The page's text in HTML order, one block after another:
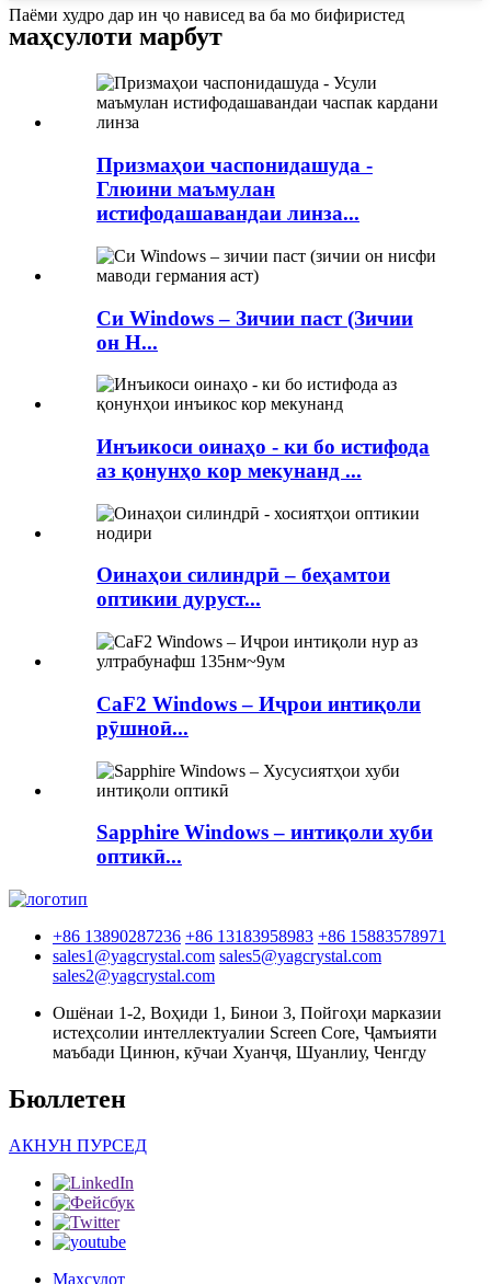
Паёми худро дар ин ҷо нависед ва ба мо бифиристед
маҳсулоти марбут
Призмаҳои часпонидашуда -
Глюини маъмулан
истифодашавандаи линза...
Си Windows – Зичии паст (Зичии
он H...
Инъикоси оинаҳо - ки бо истифода
аз қонунҳо кор мекунанд ...
Оинаҳои силиндрӣ – беҳамтои
оптикии дуруст...
CaF2 Windows – Иҷрои интиқоли
рӯшноӣ...
Sapphire Windows – интиқоли хуби
оптикӣ...
+86 13890287236 +86 13183958983 +86 15883578971
sales1@yagcrystal.com sales5@yagcrystal.com
sales2@yagcrystal.com
Ошёнаи 1-2, Воҳиди 1, Бинои 3, Пойгоҳи марказии
истеҳсолии интеллектуалии Screen Core, Ҷамъияти
маъбади Цинюн, кӯчаи Хуанҷя, Шуанлиу, Ченгду
Бюллетен
АКНУН ПУРСЕД
Маҳсулот